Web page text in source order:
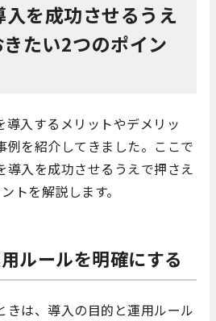
を成功させるうえ
たい2つのポイン
導入するメリットやデメリッ
例を紹介してきました。ここで
導入を成功させるうえで押さえ
トを解説します。
ルールを明確にする
きは、導入の目的と運用ルール